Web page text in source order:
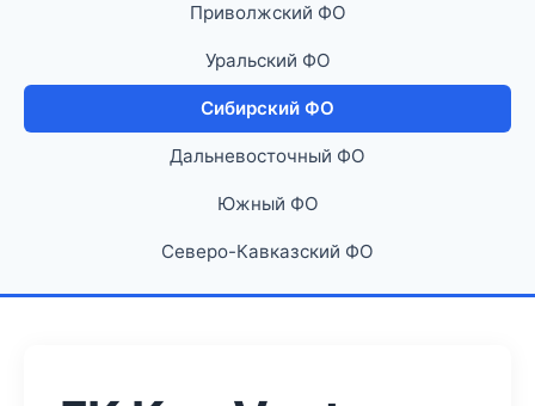
Приволжский ФО
Уральский ФО
Сибирский ФО
Дальневосточный ФО
Южный ФО
Северо-Кавказский ФО